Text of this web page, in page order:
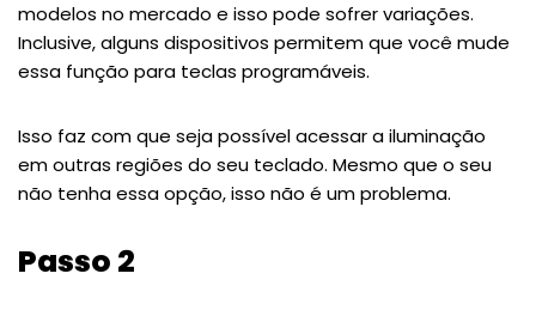
modelos no mercado e isso pode sofrer variações.
Inclusive, alguns dispositivos permitem que você mude
essa função para teclas programáveis.
Isso faz com que seja possível acessar a iluminação
em outras regiões do seu teclado. Mesmo que o seu
não tenha essa opção, isso não é um problema.
Passo 2